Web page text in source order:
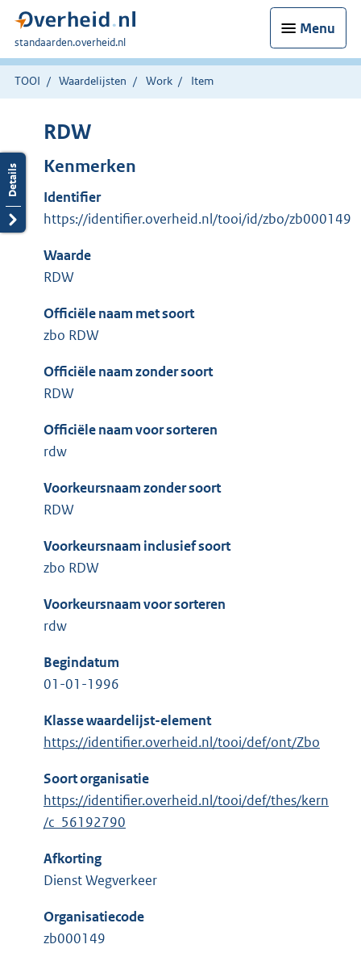
Menu
U
bent
hier:
standaarden.overheid.nl
TOOI Waardelijsten Work Item
RDW
Kenmerken
Identifier
https://identifier.overheid.nl/tooi/id/zbo/zb000149
Waarde
RDW
Officiële naam met soort
zbo RDW
Officiële naam zonder soort
RDW
Officiële naam voor sorteren
rdw
Voorkeursnaam zonder soort
RDW
Voorkeursnaam inclusief soort
zbo RDW
Voorkeursnaam voor sorteren
rdw
Begindatum
01-01-1996
Klasse waardelijst-element
https://identifier.overheid.nl/tooi/def/ont/Zbo
Soort organisatie
https://identifier.overheid.nl/tooi/def/thes/kern
/c_56192790
Afkorting
Dienst Wegverkeer
Organisatiecode
zb000149